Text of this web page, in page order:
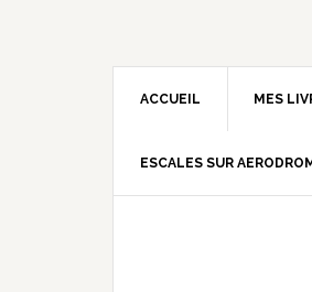
ACCUEIL MES
ESCALES SUR